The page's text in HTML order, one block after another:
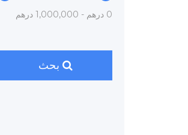
0 درهم - 1,000,000 درهم
بحث